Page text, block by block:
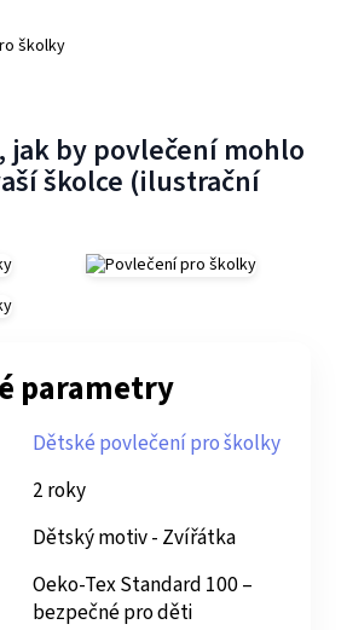
jak by povlečení mohlo
školce (ilustrační
parametry
Dětské povlečení pro školky
2 roky
Dětský motiv - Zvířátka
Oeko-Tex Standard 100 –
bezpečné pro děti